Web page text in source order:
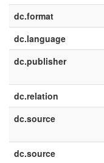
dc.format
dc.language
dc.publisher
dc.relation
dc.source
dc.source